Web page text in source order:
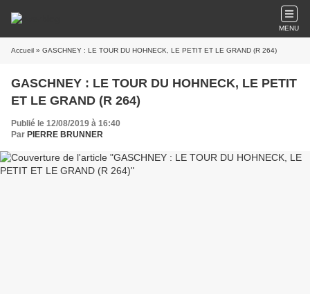
MENU
Accueil » GASCHNEY : LE TOUR DU HOHNECK, LE PETIT ET LE GRAND (R 264)
GASCHNEY : LE TOUR DU HOHNECK, LE PETIT
ET LE GRAND (R 264)
Publié le 12/08/2019 à 16:40
Par PIERRE BRUNNER